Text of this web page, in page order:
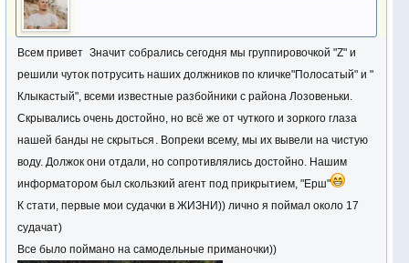
Всем привет Значит собрались сегодня мы группировочкой "Z" и
решили чуток потрусить наших должников по кличке"Полосатый" и "
Клыкастый", всеми известные разбойники с района Лозовеньки.
Скрывались очень достойно, но всё же от чуткого и зоркого глаза
нашей банды не скрыться . Вопреки всему, мы их вывели на чистую
воду. Должок они отдали, но сопротивлялись достойно. Нашим
информатором был скользкий агент под прикрытием, "Ерш"
К стати, первые мои судачки в ЖИЗНИ)) лично я поймал около 17
судачат)
Все было поймано на самодельные приманочки))